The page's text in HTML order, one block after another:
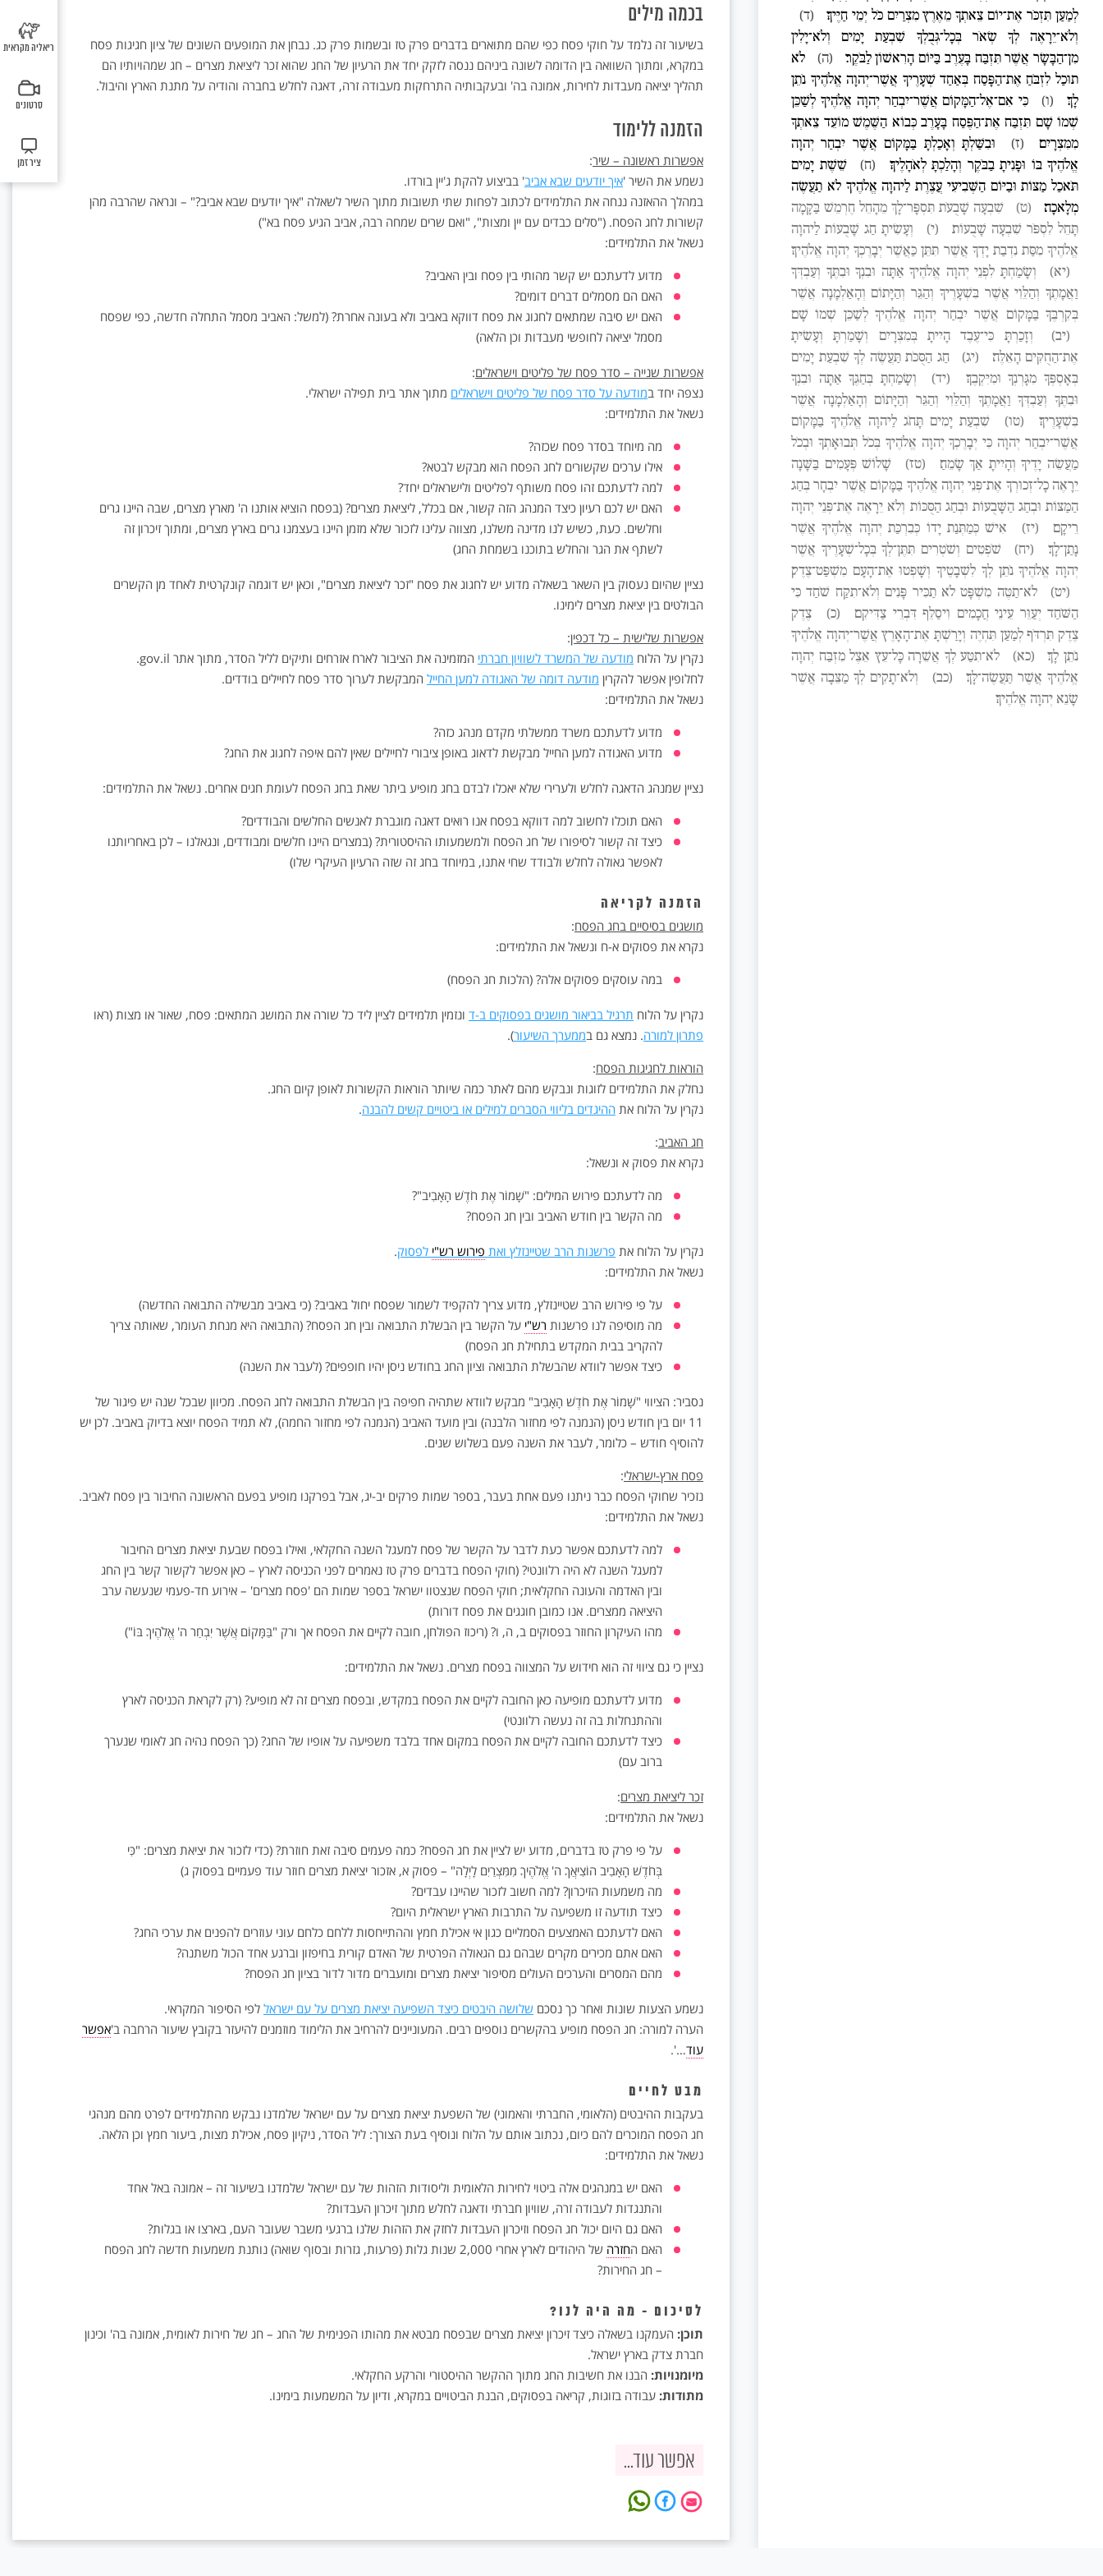
לְמַעַן תִּזְכֹּר אֶת־יוֹם צֵאתְךָ מֵאֶרֶץ מִצְרַיִם כֹּל יְמֵי חַיֶּיךָ׃
(ד)
וְלֹא־יֵרָאֶה לְךָ שְׂאֹר בְּכָל־גְּבֻלְךָ שִׁבְעַת יָמִים וְלֹא־יָלִין
מִן־הַבָּשָׂר אֲשֶׁר תִּזְבַּח בָּעֶרֶב בַּיּוֹם הָרִאשׁוֹן לַבֹּקֶר׃
(ה)
לֹא
תוּכַל לִזְבֹּחַ אֶת־הַפָּסַח בְּאַחַד שְׁעָרֶיךָ אֲשֶׁר־יְהוָה אֱלֹהֶיךָ נֹתֵן
לָךְ׃
(ו)
כִּי אִם־אֶל־הַמָּקוֹם אֲשֶׁר־יִבְחַר יְהוָה אֱלֹהֶיךָ לְשַׁכֵּן
שְׁמוֹ שָׁם תִּזְבַּח אֶת־הַפֶּסַח בָּעָרֶב כְּבוֹא הַשֶּׁמֶשׁ מוֹעֵד צֵאתְךָ
מִמִּצְרָיִם׃
(ז)
וּבִשַּׁלְתָּ וְאָכַלְתָּ בַּמָּקוֹם אֲשֶׁר יִבְחַר יְהוָה
אֱלֹהֶיךָ בּוֹ וּפָנִיתָ בַבֹּקֶר וְהָלַכְתָּ לְאֹהָלֶיךָ׃
(ח)
שֵׁשֶׁת יָמִים
תֹּאכַל מַצּוֹת וּבַיּוֹם הַשְּׁבִיעִי עֲצֶרֶת לַיהוָה אֱלֹהֶיךָ לֹא תַעֲשֶׂה
מְלָאכָה׃
(ט)
שִׁבְעָה שָׁבֻעֹת תִּסְפָּר־לָךְ מֵהָחֵל חֶרְמֵשׁ בַּקָּמָה
תָּחֵל לִסְפֹּר שִׁבְעָה שָׁבֻעוֹת׃
(י)
וְעָשִׂיתָ חַג שָׁבֻעוֹת לַיהוָה
אֱלֹהֶיךָ מִסַּת נִדְבַת יָדְךָ אֲשֶׁר תִּתֵּן כַּאֲשֶׁר יְבָרֶכְךָ יְהוָה אֱלֹהֶיךָ׃
(יא)
וְשָׂמַחְתָּ לִפְנֵי יְהוָה אֱלֹהֶיךָ אַתָּה וּבִנְךָ וּבִתֶּךָ וְעַבְדְּךָ
וַאֲמָתֶךָ וְהַלֵּוִי אֲשֶׁר בִּשְׁעָרֶיךָ וְהַגֵּר וְהַיָּתוֹם וְהָאַלְמָנָה אֲשֶׁר
בְּקִרְבֶּךָ בַּמָּקוֹם אֲשֶׁר יִבְחַר יְהוָה אֱלֹהֶיךָ לְשַׁכֵּן שְׁמוֹ שָׁם׃
(יב)
וְזָכַרְתָּ כִּי־עֶבֶד הָיִיתָ בְּמִצְרָיִם וְשָׁמַרְתָּ וְעָשִׂיתָ
אֶת־הַחֻקִּים הָאֵלֶּה׃
(יג)
חַג הַסֻּכֹּת תַּעֲשֶׂה לְךָ שִׁבְעַת יָמִים
בְּאָסְפְּךָ מִגָּרְנְךָ וּמִיִּקְבֶךָ׃
(יד)
וְשָׂמַחְתָּ בְּחַגֶּךָ אַתָּה וּבִנְךָ
וּבִתֶּךָ וְעַבְדְּךָ וַאֲמָתֶךָ וְהַלֵּוִי וְהַגֵּר וְהַיָּתוֹם וְהָאַלְמָנָה אֲשֶׁר
בִּשְׁעָרֶיךָ׃
(טו)
שִׁבְעַת יָמִים תָּחֹג לַיהוָה אֱלֹהֶיךָ בַּמָּקוֹם
אֲשֶׁר־יִבְחַר יְהוָה כִּי יְבָרֶכְךָ יְהוָה אֱלֹהֶיךָ בְּכֹל תְּבוּאָתְךָ וּבְכֹל
מַעֲשֵׂה יָדֶיךָ וְהָיִיתָ אַךְ שָׂמֵחַ׃
(טז)
שָׁלוֹשׁ פְּעָמִים בַּשָּׁנָה
יֵרָאֶה כָל־זְכוּרְךָ אֶת־פְּנֵי יְהוָה אֱלֹהֶיךָ בַּמָּקוֹם אֲשֶׁר יִבְחָר בְּחַג
הַמַּצּוֹת וּבְחַג הַשָּׁבֻעוֹת וּבְחַג הַסֻּכּוֹת וְלֹא יֵרָאֶה אֶת־פְּנֵי יְהוָה
רֵיקָם׃
(יז)
אִישׁ כְּמַתְּנַת יָדוֹ כְּבִרְכַּת יְהוָה אֱלֹהֶיךָ אֲשֶׁר
נָתַן־לָךְ׃
(יח)
שֹׁפְטִים וְשֹׁטְרִים תִּתֶּן־לְךָ בְּכָל־שְׁעָרֶיךָ אֲשֶׁר
יְהוָה אֱלֹהֶיךָ נֹתֵן לְךָ לִשְׁבָטֶיךָ וְשָׁפְטוּ אֶת־הָעָם מִשְׁפַּט־צֶדֶק׃
(יט)
לֹא־תַטֶּה מִשְׁפָּט לֹא תַכִּיר פָּנִים וְלֹא־תִקַּח שֹׁחַד כִּי
הַשֹּׁחַד יְעַוֵּר עֵינֵי חֲכָמִים וִיסַלֵּף דִּבְרֵי צַדִּיקִם׃
(כ)
צֶדֶק
צֶדֶק תִּרְדֹּף לְמַעַן תִּחְיֶה וְיָרַשְׁתָּ אֶת־הָאָרֶץ אֲשֶׁר־יְהוָה אֱלֹהֶיךָ
נֹתֵן לָךְ׃
(כא)
לֹא־תִטַּע לְךָ אֲשֵׁרָה כָּל־עֵץ אֵצֶל מִזְבַּח יְהוָה
אֱלֹהֶיךָ אֲשֶׁר תַּעֲשֶׂה־לָּךְ׃
(כב)
וְלֹא־תָקִים לְךָ מַצֵּבָה אֲשֶׁר
שָׂנֵא יְהוָה אֱלֹהֶיךָ׃
בכמה מילים
בשיעור זה נלמד על חוקי פסח כפי שהם מתוארים בדברים פרק טז ובשמות פרק כג. נבחן את המופעים השונים של ציון חגיגות פסח
במקרא, ומתוך השוואה בין הדומה לשונה ביניהם ננסה לזקק יחד את הרעיון של החג שהוא זכר ליציאת מצרים – חג שמהויותיו הם
תהליך יציאה מעבדות לחירות, אמונה בה' ובעקבותיה התרחקות מעבודה זרה, דאגה לחלש בחברה והודיה על מתנת הארץ והיבול.
הזמנה ללימוד
אפשרות ראשונה – שיר:
נשמע את השיר 'איך יודעים שבא אביב' בביצוע להקת ג'יין בורדו.
במהלך ההאזנה ננחה את התלמידים לכתוב לפחות שתי תשובות מתוך השיר לשאלה "איך יודעים שבא אביב?" – ונראה שהרבה מהן
קשורות לחג הפסח. ("סלים כבדים עם יין ומצות", "ואם שרים שמחה רבה, אביב הגיע פסח בא")
נשאל את התלמידים:
מדוע לדעתכם יש קשר מהותי בין פסח ובין האביב?
האם הם מסמלים דברים דומים?
האם יש סיבה שמתאים לחגוג את פסח דווקא באביב ולא בעונה אחרת? (למשל: האביב מסמל התחלה חדשה, כפי שפסח
מסמל יציאה לחופשי מעבדות וכן הלאה)
אפשרות שנייה – סדר פסח של פליטים וישראלים:
נצפה יחד במודעה על סדר פסח של פליטים וישראלים מתוך אתר בית תפילה ישראלי.
נשאל את התלמידים:
מה מיוחד בסדר פסח שכזה?
אילו ערכים שקשורים לחג הפסח הוא מבקש לבטא?
למה לדעתכם זהו פסח משותף לפליטים ולישראלים יחד?
האם יש לכם רעיון כיצד המנהג הזה קשור, אם בכלל, ליציאת מצרים? (בפסח הוציא אותנו ה' מארץ מצרים, שבה היינו גרים
וחלשים. כעת, כשיש לנו מדינה משלנו, מצווה עלינו לזכור שלא מזמן היינו בעצמנו גרים בארץ מצרים, ומתוך זיכרון זה
לשתף את הגר והחלש בתוכנו בשמחת החג)
נציין שהיום נעסוק בין השאר בשאלה מדוע יש לחגוג את פסח "זכר ליציאת מצרים", וכאן יש דוגמה קונקרטית לאחד מן הקשרים
הבולטים בין יציאת מצרים לימינו.
אפשרות שלישית – כל דכפין:
נקרין על הלוח מודעה של המשרד לשוויון חברתי המזמינה את הציבור לארח אזרחים ותיקים לליל הסדר, מתוך אתר gov.il.
לחלופין אפשר להקרין מודעה דומה של האגודה למען החייל המבקשת לערוך סדר פסח לחיילים בודדים.
נשאל את התלמידים:
מדוע לדעתכם משרד ממשלתי מקדם מנהג כזה?
מדוע האגודה למען החייל מבקשת לדאוג באופן ציבורי לחיילים שאין להם איפה לחגוג את החג?
נציין שמנהג הדאגה לחלש ולערירי שלא יאכלו לבדם בחג מופיע ביתר שאת בחג הפסח לעומת חגים אחרים. נשאל את התלמידים:
האם תוכלו לחשוב למה דווקא בפסח אנו רואים דאגה מוגברת לאנשים החלשים והבודדים?
כיצד זה קשור לסיפורו של חג הפסח ולמשמעותו ההיסטורית? (במצרים היינו חלשים ומבודדים, ונגאלנו – לכן באחריותנו
לאפשר גאולה לחלש ולבודד שחי אתנו, במיוחד בחג זה שזה הרעיון העיקרי שלו)
הזמנה לקריאה
מושגים בסיסיים בחג הפסח:
נקרא את פסוקים א-ח ונשאל את התלמידים:
במה עוסקים פסוקים אלה? (הלכות חג הפסח)
נקרין על הלוח תרגיל בביאור מושגים בפסוקים ב-ד ונזמין תלמידים לציין ליד כל שורה את המושג המתאים: פסח, שאור או מצות (ראו
פתרון למורה. נמצא גם בממערך השיעור).
הוראות לחגיגות הפסח:
נחלק את התלמידים לזוגות ונבקש מהם לאתר כמה שיותר הוראות הקשורות לאופן קיום החג.
נקרין על הלוח את ההיגדים בליווי הסברים למילים או ביטויים קשים להבנה.
חג האביב:
נקרא את פסוק א ונשאל:
מה לדעתכם פירוש המילים: "שָׁמוֹר אֶת חֹדֶשׁ הָאָבִיב"?
מה הקשר בין חודש האביב ובין חג הפסח?
נקרין על הלוח את פרשנות הרב שטיינזלץ ואת פירוש רש"י לפסוק.
נשאל את התלמידים:
על פי פירוש הרב שטיינזלץ, מדוע צריך להקפיד לשמור שפסח יחול באביב? (כי באביב מבשילה התבואה החדשה)
מה מוסיפה לנו פרשנות רש"י על הקשר בין הבשלת התבואה ובין חג הפסח? (התבואה היא מנחת העומר, שאותה צריך
להקריב בבית המקדש בתחילת חג הפסח)
כיצד אפשר לוודא שהבשלת התבואה וציון החג בחודש ניסן יהיו חופפים? (לעבר את השנה)
נסביר: הציווי "שָׁמוֹר אֶת חֹדֶשׁ הָאָבִיב" מבקש לוודא שתהיה חפיפה בין הבשלת התבואה לחג הפסח. מכיוון שבכל שנה יש פיגור של
11 יום בין חודש ניסן (הנמנה לפי מחזור הלבנה) ובין מועד האביב (הנמנה לפי מחזור החמה), לא תמיד הפסח יוצא בדיוק באביב. לכן יש
להוסיף חודש – כלומר, לעבר את השנה פעם בשלוש שנים.
פסח ארץ-ישראלי:
נזכיר שחוקי הפסח כבר ניתנו פעם אחת בעבר, בספר שמות פרקים יב-יג, אבל בפרקנו מופיע בפעם הראשונה החיבור בין פסח לאביב.
נשאל את התלמידים:
למה לדעתכם אפשר כעת לדבר על הקשר של פסח למעגל השנה החקלאי, ואילו בפסח שבעת יציאת מצרים החיבור
למעגל השנה לא היה רלוונטי? (חוקי הפסח בדברים פרק טז נאמרים לפני הכניסה לארץ – כאן אפשר לקשור קשר בין החג
ובין האדמה והעונה החקלאית; חוקי הפסח שנצטוו ישראל בספר שמות הם 'פסח מצרים' – אירוע חד-פעמי שנעשה ערב
היציאה ממצרים. אנו כמובן חוגגים את פסח דורות)
מהו העיקרון החוזר בפסוקים ב, ה, ו? (ריכוז הפולחן, חובה לקיים את הפסח אך ורק "בַּמָּקוֹם אֲשֶׁר יִבְחַר ה' אֱלֹהֶיךָ בּוֹ")
נציין כי גם ציווי זה הוא חידוש על המצווה בפסח מצרים. נשאל את התלמידים:
מדוע לדעתכם מופיעה כאן החובה לקיים את הפסח במקדש, ובפסח מצרים זה לא מופיע? (רק לקראת הכניסה לארץ
וההתנחלות בה זה נעשה רלוונטי)
כיצד לדעתכם החובה לקיים את הפסח במקום אחד בלבד משפיעה על אופיו של החג? (כך הפסח נהיה חג לאומי שנערך
ברוב עם)
זכר ליציאת מצרים:
נשאל את התלמידים:
על פי פרק טז בדברים, מדוע יש לציין את חג הפסח? כמה פעמים סיבה זאת חוזרת? (כדי לזכור את יציאת מצרים: "כִּי
בְּחֹדֶשׁ הָאָבִיב הוֹצִיאֲךָ ה' אֱלֹהֶיךָ מִמִּצְרַיִם לָיְלָה" – פסוק א, אזכור יציאת מצרים חוזר עוד פעמיים בפסוק ג)
מה משמעות הזיכרון? למה חשוב לזכור שהיינו עבדים?
כיצד תודעה זו משפיעה על התרבות הארץ ישראלית היום?
האם לדעתכם האמצעים הסמליים כגון אי אכילת חמץ וההתייחסות ללחם כלחם עוני עוזרים להפנים את ערכי החג?
האם אתם מכירים מקרים שבהם גם הגאולה הפרטית של האדם קורית בחיפזון וברגע אחד הכול משתנה?
מהם המסרים והערכים העולים מסיפור יציאת מצרים ומועברים מדור לדור בציון חג הפסח?
נשמע הצעות שונות ואחר כך נסכם שלושה היבטים כיצד השפיעה יציאת מצרים על עם ישראל לפי הסיפור המקראי.
הערה למורה: חג הפסח מופיע בהקשרים נוספים רבים. המעוניינים להרחיב את הלימוד מוזמנים להיעזר בקובץ שיעור הרחבה ב'אפשר
עוד…'.
מבט לחיים
בעקבות ההיבטים (הלאומי, החברתי והאמוני) של השפעת יציאת מצרים על עם ישראל שלמדנו נבקש מהתלמידים לפרט מהם מנהגי
חג הפסח המוכרים להם כיום, נכתוב אותם על הלוח ונוסיף בעת הצורך: ליל הסדר, ניקיון פסח, אכילת מצות, ביעור חמץ וכן הלאה.
נשאל את התלמידים:
האם יש במנהגים אלה ביטוי לחירות הלאומית וליסודות הזהות של עם ישראל שלמדנו בשיעור זה – אמונה באל אחד
והתנגדות לעבודה זרה, שוויון חברתי ודאגה לחלש מתוך זיכרון העבדות?
האם גם היום יכול חג הפסח וזיכרון העבדות לחזק את הזהות שלנו ברגעי משבר שעובר העם, בארצו או בגלות?
האם החזרה
של היהודים לארץ אחרי 2,000 שנות גלות (פרעות, גזרות ובסוף שואה) נותנת משמעות חדשה לחג הפסח
– חג החירות?
לסיכום - מה היה לנו?
תוכן: העמקנו בשאלה כיצד זיכרון יציאת מצרים שבפסח מבטא את מהותו הפנימית של החג – חג של חירות לאומית, אמונה בה' וכינון
חברת צדק בארץ ישראל.
מיומנויות: הבנו את חשיבות החג מתוך ההקשר ההיסטורי והרקע החקלאי.
מתודות: עבודה בזוגות, קריאה בפסוקים, הבנת הביטויים במקרא, ודיון על המשמעות בימינו.
אפשר עוד...
ריאליה מקראית
סרטונים
ציר זמן
חֹדֶשׁ
הָאָבִיב
וְעָשִׂיתָ
לַה'
לַה'
צֹאן
רש"י
א
פירוש
אֶת
חֹדֶשׁ
יציאת
מצרים
על
עושה
כן,
פונה
מכל
עסקי
ואיני
השנה
הוא
נקרא:
עַנְיָא",
מצייר
את
האומן
ליד
שולחן
ליל
(יושב
כחידה
לא
ירח
עד
ושל